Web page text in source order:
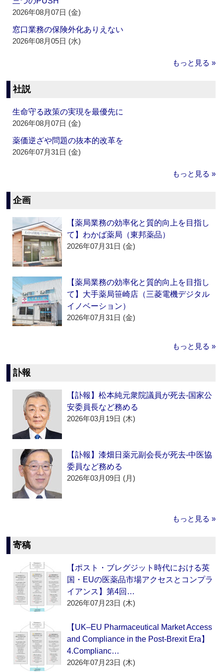
2026年08月07日 (金)
窓口業務の保険外化ありえない
2026年08月05日 (水)
もっと見る »
社説
生命守る政策の実現を最優先に
2026年08月07日 (金)
薬価逆ざや問題の抜本的改革を
2026年07月31日 (金)
もっと見る »
企画
【薬局業務の効率化と質的向上を目指し
て】わかば薬局（東邦薬品）
2026年07月31日 (金)
【薬局業務の効率化と質的向上を目指し
て】大手薬局笹崎店（三菱電機デジタル
イノベーション）
2026年07月31日 (金)
もっと見る »
訃報
【訃報】松本純元衆院議員が死去‐国家公
安委員長など務める
2026年03月19日 (木)
【訃報】漆畑日薬元副会長が死去‐中医協
委員など務める
2026年03月09日 (月)
もっと見る »
寄稿
【ポスト・ブレグジット時代における英
国・EUの医薬品市場アクセスとコンプラ
イアンス】第4回…
2026年07月23日 (木)
【UK–EU Pharmaceutical Market Access
and Compliance in the Post-Brexit Era】
4.Complianc…
2026年07月23日 (木)